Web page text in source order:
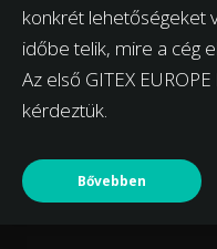
konkrét lehetőségeket
időbe telik, mire a cég
Az első GITEX
kérdeztük.
Bővebben